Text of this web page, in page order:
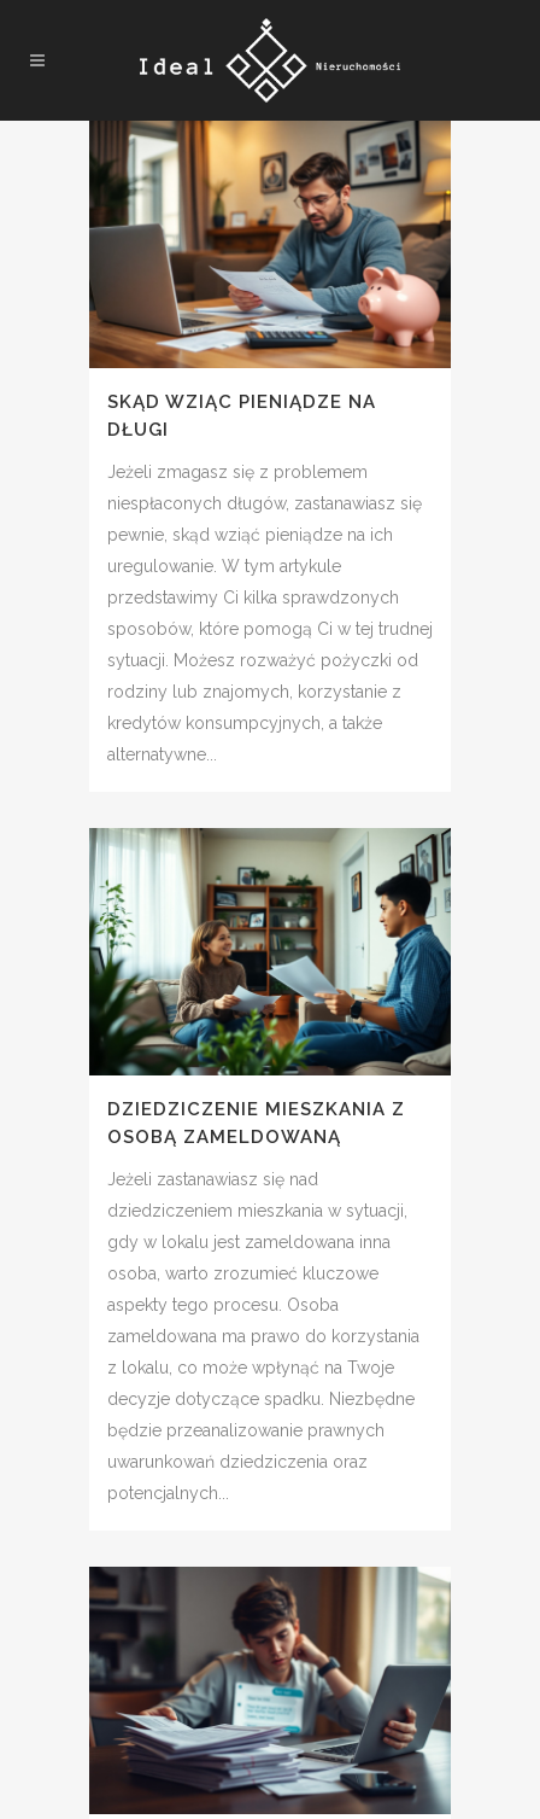
SKĄD WZIĄC PIENIĄDZE NA
DŁUGI
Jeżeli zmagasz się z problemem
niespłaconych długów, zastanawiasz się
pewnie, skąd wziąć pieniądze na ich
uregulowanie. W tym artykule
przedstawimy Ci kilka sprawdzonych
sposobów, które pomogą Ci w tej trudnej
sytuacji. Możesz rozważyć pożyczki od
rodziny lub znajomych, korzystanie z
kredytów konsumpcyjnych, a także
alternatywne...
DZIEDZICZENIE MIESZKANIA Z
OSOBĄ ZAMELDOWANĄ
Jeżeli zastanawiasz się nad
dziedziczeniem mieszkania w sytuacji,
gdy w lokalu jest zameldowana inna
osoba, warto zrozumieć kluczowe
aspekty tego procesu. Osoba
zameldowana ma prawo do korzystania
z lokalu, co może wpłynąć na Twoje
decyzje dotyczące spadku. Niezbędne
będzie przeanalizowanie prawnych
uwarunkowań dziedziczenia oraz
potencjalnych...